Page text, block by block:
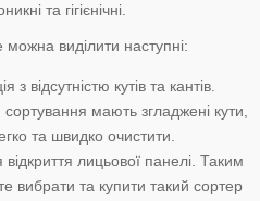
та гігієнічні.
виділити наступні:
з відсутністю кутів та кантів.
мають згладжені кути,
та швидко очистити.
лицьової панелі. Таким
вибрати та купити такий сортер